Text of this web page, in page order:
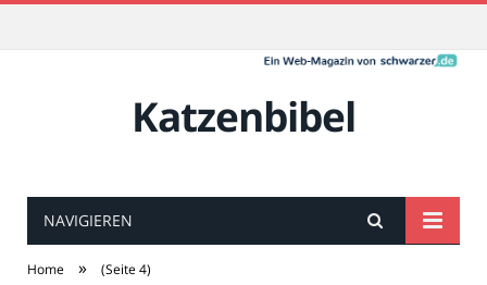
Katzenbibel
NAVIGIEREN
Home » (Seite 4)